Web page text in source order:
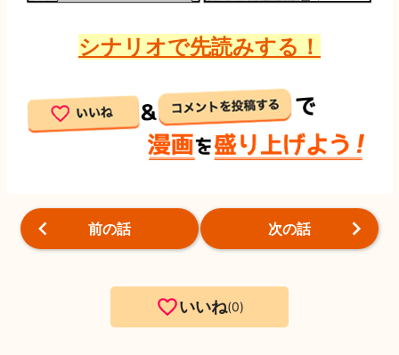
シナリオで先読みする！
前の話 次の話
いいね 0